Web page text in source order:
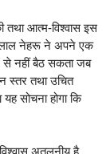
तथा आत्म-विश्वास इस
लाल नेहरू ने अपने एक
नहीं बैठ सकता जब
स्तर तथा उचित
सोचना होगा कि
अतुलनीय है